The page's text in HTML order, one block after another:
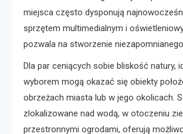
miejsca często dysponują
sprzętem multimedialnym i
pozwala na stworzenie
Dla par ceniących sobie bliskość natury,
wyborem mogą okazać się obiekty
obrzeżach miasta lub w jego okolicach.
zlokalizowane nad wodą, w otoczeniu
przestronnymi ogrodami, oferują